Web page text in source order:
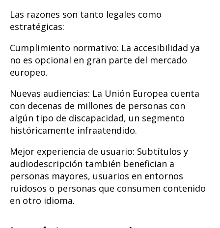
Las razones son tanto legales como
estratégicas:
Cumplimiento normativo: La accesibilidad ya
no es opcional en gran parte del mercado
europeo.
Nuevas audiencias: La Unión Europea cuenta
con decenas de millones de personas con
algún tipo de discapacidad, un segmento
históricamente infraatendido.
Mejor experiencia de usuario: Subtítulos y
audiodescripción también benefician a
personas mayores, usuarios en entornos
ruidosos o personas que consumen contenido
en otro idioma.